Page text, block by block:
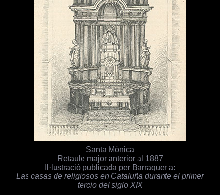
Santa Mònica
Retaule major anterior al 1887
Il·lustració publicada per Barraquer a:
Las casas de religiosos en Cataluña durante el primer
tercio del siglo XIX